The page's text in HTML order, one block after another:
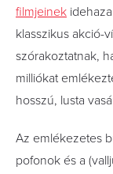
filmjeinek
klasszikus akció-
szórakoztatnak,
milliókat
hosszú, lusta
Az emlékezetes
pofonok és a